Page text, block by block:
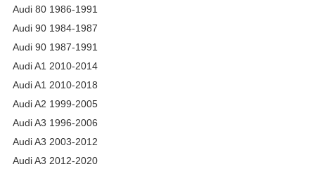
Audi 80 1986-1991
Audi 90 1984-1987
Audi 90 1987-1991
Audi A1 2010-2014
Audi A1 2010-2018
Audi A2 1999-2005
Audi A3 1996-2006
Audi A3 2003-2012
Audi A3 2012-2020